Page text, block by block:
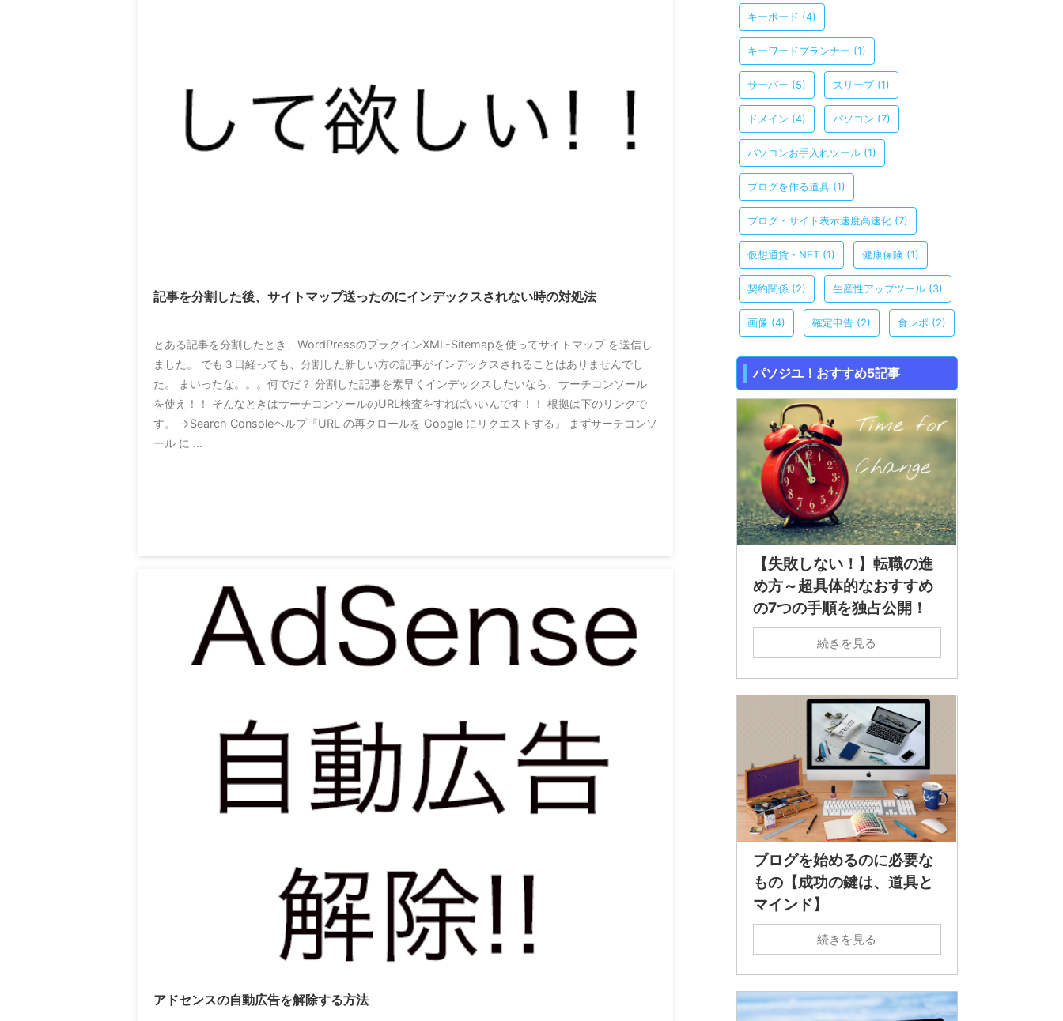
記事を分割した後、サイトマップ送ったのにインデックスされない時の対処法
とある記事を分割したとき、WordPressのプラグインXML-Sitemapを使ってサイトマップ を送信し
ました。 でも３日経っても、分割した新しい方の記事がインデックスされることはありませんでし
た。 まいったな。。。何でだ？ 分割した記事を素早くインデックスしたいなら、サーチコンソール
を使え！！ そんなときはサーチコンソールのURL検査をすればいいんです！！ 根拠は下のリンクで
す。 →Search Consoleヘルプ『URL の再クロールを Google にリクエストする』 まずサーチコンソ
ール に ...
アドセンスの自動広告を解除する方法
キーボード (4)
キーワードプランナー (1)
サーバー (5) スリープ(1)
ドメイン (4) パソコン (7)
パソコンお手入れツール(1)
ブログを作る道具(1)
ブログ・サイト表示速度高速化(7)
仮想通貨・NFT(1) 健康保険(1)
契約関係(2) 生産性アップツール(3)
画像 (4) 確定申告(2) 食レポ (2)
パソジユ！おすすめ5記事
【失敗しない！】転職の進
め方～超具体的なおすすめ
の7つの手順を独占公開！
続きを見る
ブログを始めるのに必要な
もの【成功の鍵は、道具と
マインド】
続きを見る